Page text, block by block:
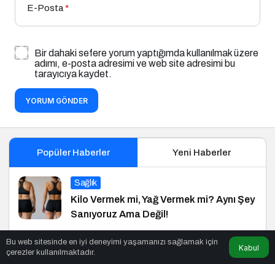
E-Posta*
Bir dahaki sefere yorum yaptığımda kullanılmak üzere
adımı, e-posta adresimi ve web site adresimi bu
tarayıcıya kaydet.
YORUM GÖNDER
Popüler Haberler Yeni Haberler
Sağlık
Kilo Vermek mi, Yağ Vermek mi? Aynı Şey
Sanıyoruz Ama Değil!
Blog
Bu web sitesinde en iyi deneyimi yaşamanızı sağlamak için
çerezler kullanılmaktadır.
Kabul